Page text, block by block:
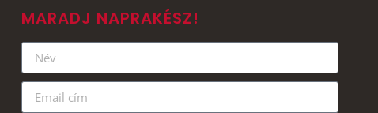
MARADJ NAPRAKÉSZ!